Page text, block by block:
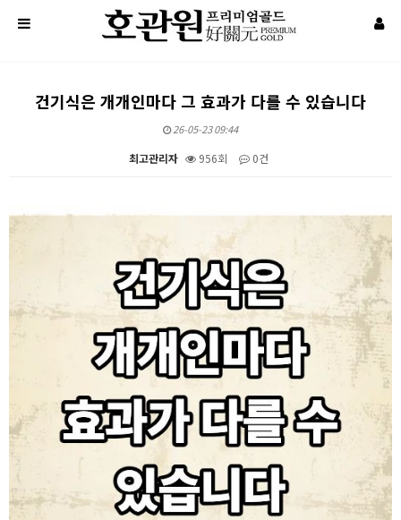
건기식은 개개인마다 그 효과가 다를 수 있습니다
26-05-23 09:44
최고관리자 956회 0건